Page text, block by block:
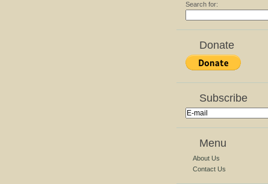
Search for:
Donate
Subscribe
Menu
About Us
Contact Us